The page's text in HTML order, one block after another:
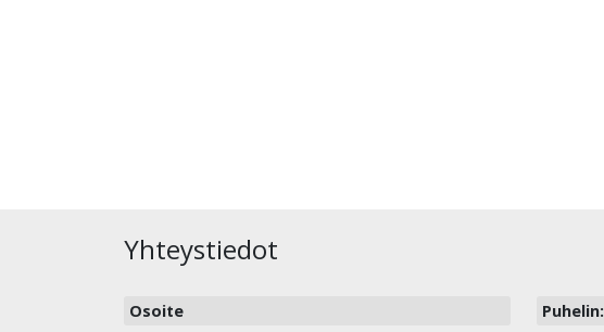
Yhteystiedot
Osoite Puhelin: